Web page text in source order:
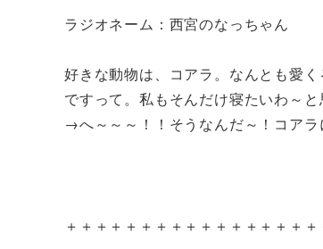
ラジオネーム：西宮のなっちゃん
好きな動物は、コアラ。なんとも愛
ですって。私もそんだけ寝たいわ～と
→へ～～～！！そうなんだ～！コアラ
＋＋＋＋＋＋＋＋＋＋＋＋＋＋＋＋